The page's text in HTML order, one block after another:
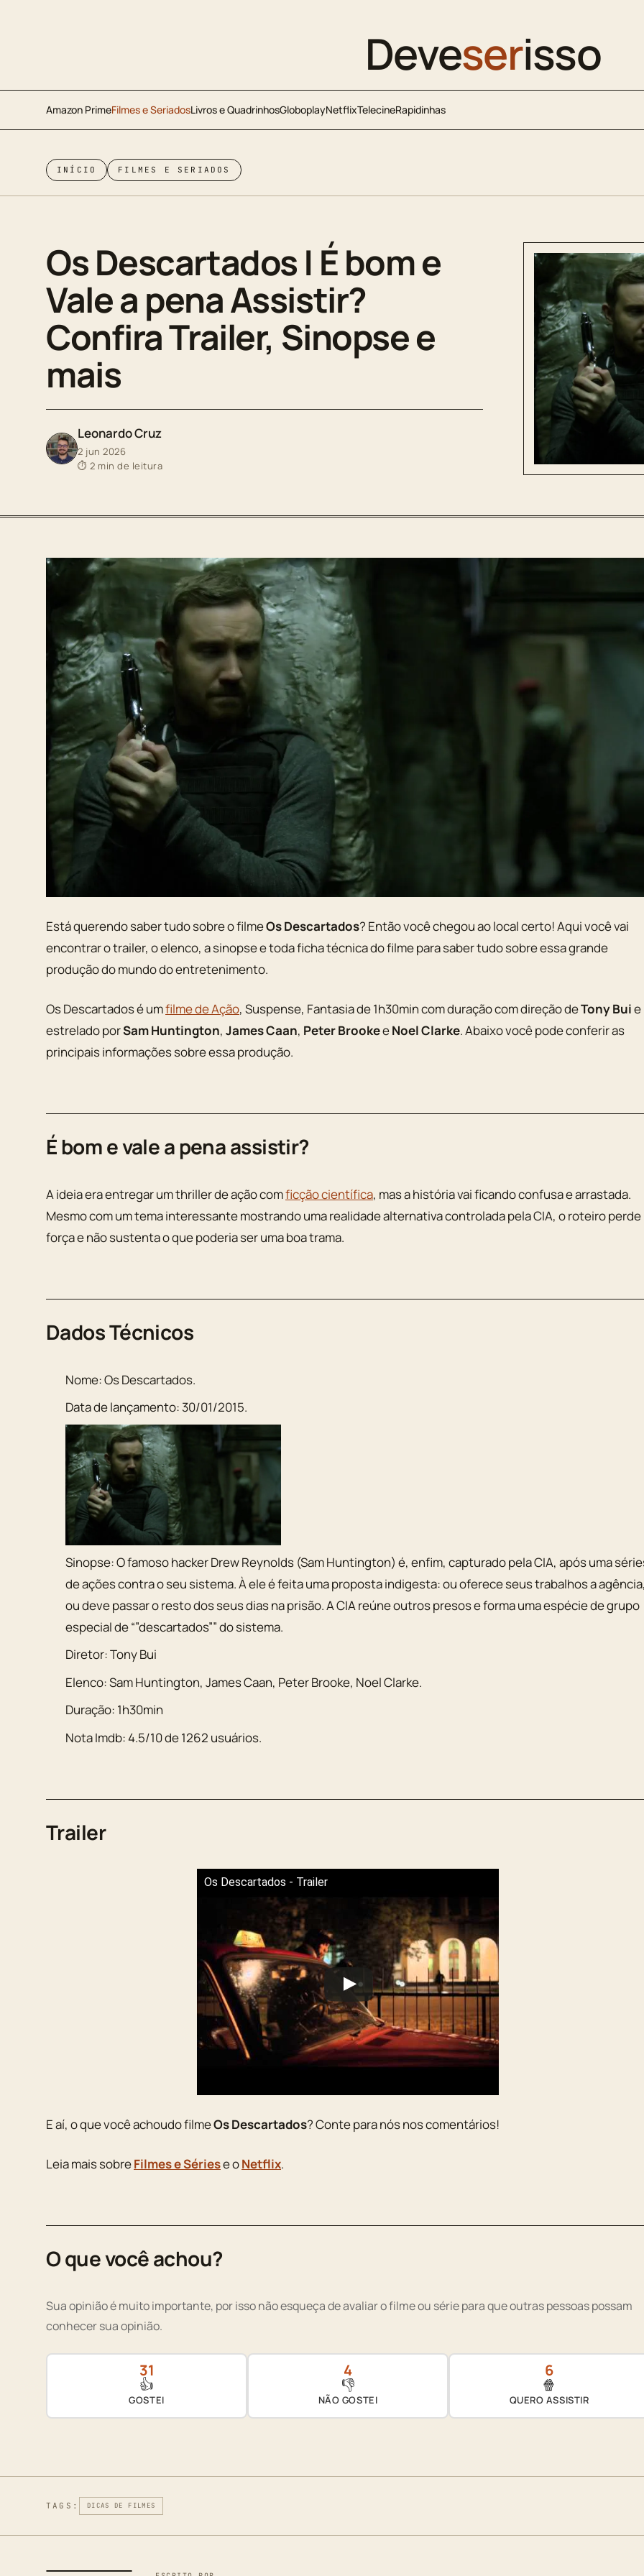
Deveserisso
Amazon PrimeFilmes e SeriadosLivros e QuadrinhosGloboplayNetflixTelecineRapidinhas
INÍCIO FILMES E SERIADOS
Os Descartados | É bom e
Vale a pena Assistir?
Confira Trailer, Sinopse e
mais
Leonardo Cruz
2 jun 2026
⏱ 2 min de leitura
Está querendo saber tudo sobre o filmeOs Descartados? Então você chegou ao local certo! Aqui você vai
encontrar o trailer, o elenco, a sinopse e toda ficha técnica do filme para saber tudo sobre essa grande
produção do mundo do entretenimento.
Os Descartados é umfilme de Ação, Suspense, Fantasia de 1h30min com duração com direção deTony Buie
estrelado porSam Huntington, James Caan, Peter BrookeeNoel Clarke. Abaixo você pode conferir as
principais informações sobre essa produção.
É bom e vale a pena assistir?
A ideia era entregar um thriller de ação comficção científica, mas a história vai ficando confusa e arrastada.
Mesmo com um tema interessante mostrando uma realidade alternativa controlada pela CIA, o roteiro perde
força e não sustenta o que poderia ser uma boa trama.
Dados Técnicos
Nome:Os Descartados.
Data de lançamento:30/01/2015.
Sinopse:O famoso hacker Drew Reynolds (Sam Huntington) é, enfim, capturado pela CIA, após uma
de ações contra o seu sistema. À ele é feita uma proposta indigesta: ou oferece seus trabalhos a
ou deve passar o resto dos seus dias na prisão. A CIA reúne outros presos e forma uma espécie de grupo
especial de “”descartados”” do sistema.
Diretor:Tony Bui
Elenco:Sam Huntington,James Caan, Peter Brooke, Noel Clarke.
Duração: 1h30min
Nota Imdb:4.5/10de1262 usuários.
Trailer
Os Descartados - Trailer
E aí, o que você achoudo filmeOs Descartados? Conte para nós nos comentários!
Leia mais sobreFilmes e Sériese oNetflix.
O que você achou?
Sua opinião é muito importante, por isso não esqueça de avaliar o filme ou série para que outras pessoas possam
conhecer sua opinião.
31
👍
GOSTEI
4
👎
NÃO GOSTEI
6
🍿
QUERO ASSISTIR
TAGS: DICAS DE FILMES